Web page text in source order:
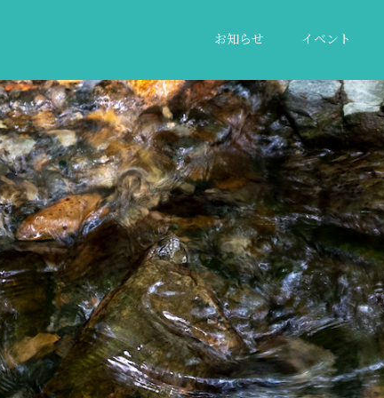
お知らせ イベント